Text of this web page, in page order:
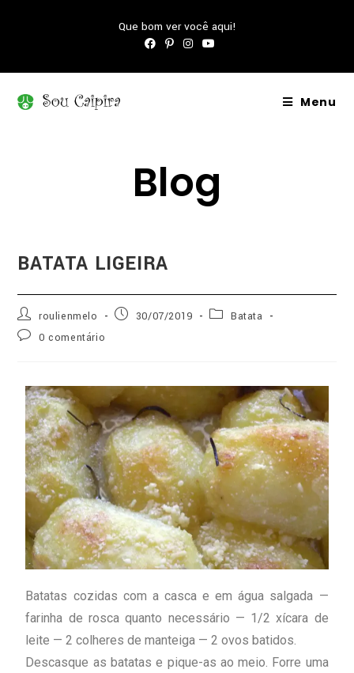
Que bom ver você aqui!
Menu
Blog
BATATA LIGEIRA
roulienmelo 30/07/2019
Batata
0 comentário
Batatas cozidas com a casca e em água salgada —
farinha de rosca quanto necessário — 1/2 xícara de
leite — 2 colheres de manteiga — 2 ovos batidos.
Descasque as batatas e pique-as ao meio. Forre uma